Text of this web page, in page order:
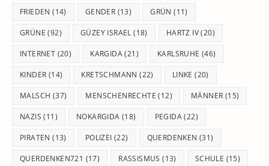
FRIEDEN (14) GENDER (13) GRÜN (11)
GRÜNE (92) GÜZEY ISRAEL (18) HARTZ IV(20)
INTERNET (20) KARGIDA(21) KARLSRUHE (46)
KINDER (14) KRETSCHMANN (22) LINKE (20)
MALSCH (37) MENSCHENRECHTE (12) MÄNNER (15)
NAZIS (11) NOKARGIDA (18) PEGIDA(22)
PIRATEN (13) POLIZEI (22) QUERDENKEN (31)
QUERDENKEN721 (17) RASSISMUS (13) SCHULE (15)